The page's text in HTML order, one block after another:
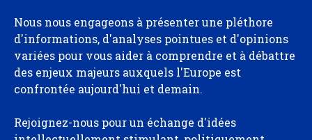
Nous nous engageons à présenter une pléthore
d'informations, d'analyses pointues et d'opinions
variées pour vous aider à comprendre et à débattre
des enjeux majeurs auxquels l'Europe est
confrontée aujourd'hui et demain.
Rejoignez-nous pour un échange d'idées